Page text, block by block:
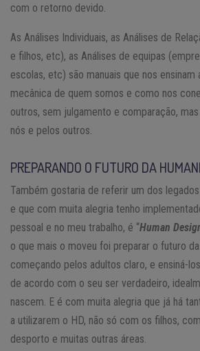
com o retorno devido.
As Análises Individuais, as Análises de
e filhos, etc), as Análises de equipas
escolas, etc) são manuais que nos ensinam
mecânica de quem somos e como nos
outros, sem julgamento e comparação,
nós e pelos outros.
PREPARANDO O FUTURO DA
Também gostaria de referir um dos
e que com muita alegria tenho
pessoal e no meu trabalho, é “Human
o que mais o moveu foi preparar o futuro
começando pelos adultos claro, e ensiná-
de acordo com o seu ser verdadeiro,
nascem. E é com muita alegria que já há
a utilizarem o HD, não só com os filhos,
desporto e muitas outras áreas.